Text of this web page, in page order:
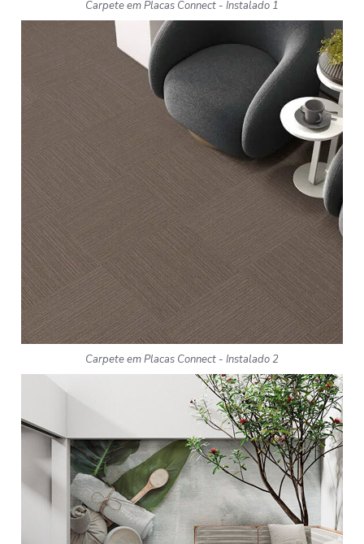
Carpete em Placas Connect - Instalado 1
Carpete em Placas Connect - Instalado 2